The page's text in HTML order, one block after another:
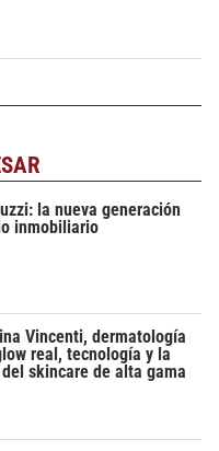
la nueva generación
inmobiliario
Vincenti, dermatología
real, tecnología y la
skincare de alta gama